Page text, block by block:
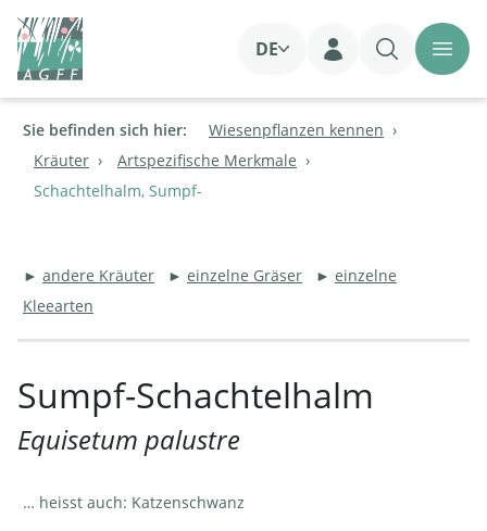
DE
Login
Sie befinden sich hier:
Wiesenpflanzen kennen
Kräuter
Artspezifische Merkmale
Schachtelhalm, Sumpf-
► andere Kräuter ► einzelne Gräser ► einzelne
Kleearten
Sumpf-Schachtelhalm
Equisetum palustre
… heisst auch: Katzenschwanz